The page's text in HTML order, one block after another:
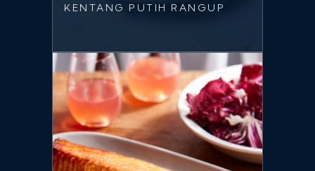
KENTANG PUTIH RANGUP